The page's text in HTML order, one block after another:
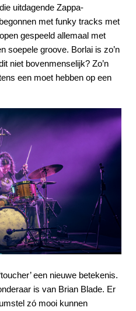
uitdagende Zappa-
met funky tracks met
gespeeld allemaal met
soepele groove. Borlai is zo’n
niet bovenmenselijk? Zo’n
een moet hebben op een
een nieuwe betekenis.
is van Brian Blade. Er
zó mooi kunnen